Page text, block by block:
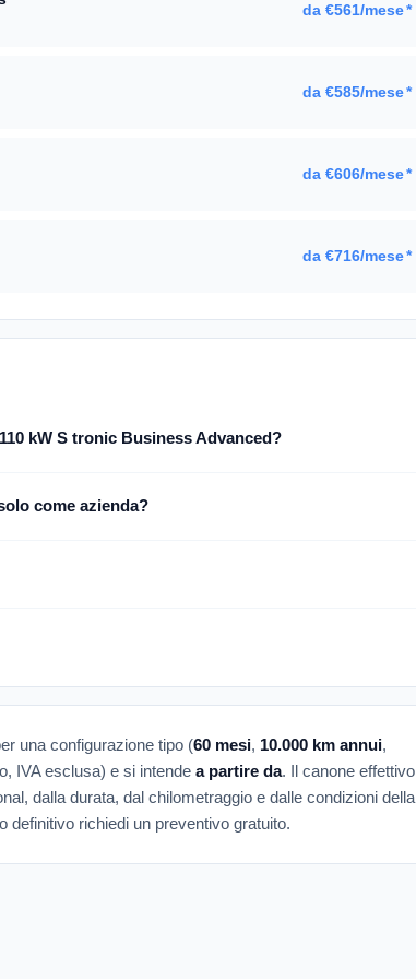
da €561/mese*
da €585/mese*
da €606/mese*
da €716/mese*
kW S tronic Business Advanced?
come azienda?
una configurazione tipo (60 mesi, 10.000 km annui,
IVA esclusa) e si intende a partire da. Il canone effettivo
dalla durata, dal chilometraggio e dalle condizioni della
definitivo richiedi un preventivo gratuito.